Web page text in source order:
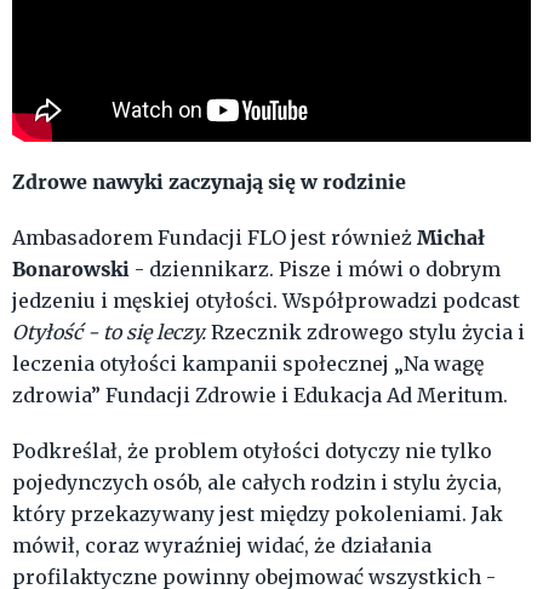
Zdrowe nawyki zaczynają się w rodzinie
Ambasadorem Fundacji FLO jest również Michał
Bonarowski - dziennikarz. Pisze i mówi o dobrym
jedzeniu i męskiej otyłości. Współprowadzi podcast
Otyłość - to się leczy.Rzecznik zdrowego stylu życia i
leczenia otyłości kampanii społecznej „Na wagę
zdrowia” Fundacji Zdrowie i Edukacja Ad Meritum.
Podkreślał, że problem otyłości dotyczy nie tylko
pojedynczych osób, ale całych rodzin i stylu życia,
który przekazywany jest między pokoleniami. Jak
mówił, coraz wyraźniej widać, że działania
profilaktyczne powinny obejmować wszystkich -